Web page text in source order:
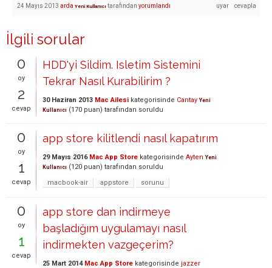
24 Mayıs 2013 arda Yeni Kullanıcı tarafından yorumlandı
İlgili sorular
0
oy
2
cevap
HDD'yi Sildim. Isletim Sistemini
Tekrar Nasıl Kurabilirim ?
30 Haziran 2013 Mac Ailesi kategorisinde Cantay Yeni
Kullanıcı (170 puan) tarafından soruldu
0
oy
1
cevap
app store kilitlendi nasıl kapatırım
29 Mayıs 2016 Mac App Store kategorisinde Ayten Yeni
Kullanıcı (120 puan) tarafından soruldu
macbook-air
appstore sorunu
0
oy
1
cevap
app store dan indirmeye
başladığım uygulamayı nasıl
indirmekten vazgeçerim?
25 Mart 2014 Mac App Store kategorisinde jazzer